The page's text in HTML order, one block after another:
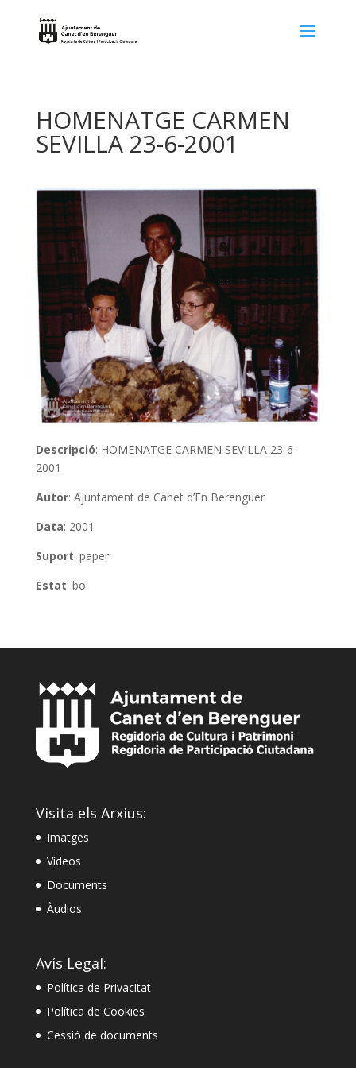
HOMENATGE CARMEN
SEVILLA 23-6-2001
Descripció: HOMENATGE CARMEN SEVILLA 23-6-
2001
Autor: Ajuntament de Canet d’En Berenguer
Data: 2001
Suport: paper
Estat: bo
Visita els Arxius:
Imatges
Vídeos
Documents
Àudios
Avís Legal:
Política de Privacitat
Política de Cookies
Cessió de documents